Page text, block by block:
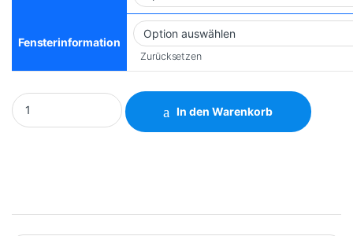
Fensterinformation
Zurücksetzen
Volkswagen Crafter L4H2 4325 2006 quantity
In den Warenkorb